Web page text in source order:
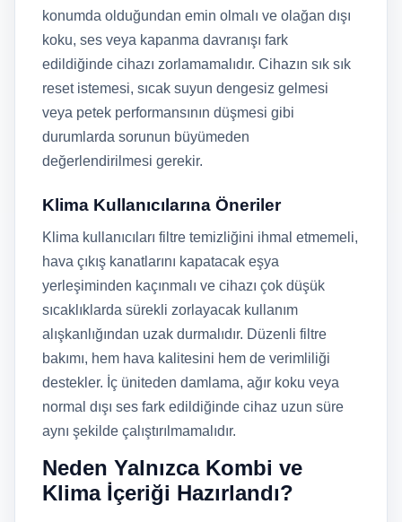
konumda olduğundan emin olmalı ve olağan dışı
koku, ses veya kapanma davranışı fark
edildiğinde cihazı zorlamamalıdır. Cihazın sık sık
reset istemesi, sıcak suyun dengesiz gelmesi
veya petek performansının düşmesi gibi
durumlarda sorunun büyümeden
değerlendirilmesi gerekir.
Klima Kullanıcılarına Öneriler
Klima kullanıcıları filtre temizliğini ihmal etmemeli,
hava çıkış kanatlarını kapatacak eşya
yerleşiminden kaçınmalı ve cihazı çok düşük
sıcaklıklarda sürekli zorlayacak kullanım
alışkanlığından uzak durmalıdır. Düzenli filtre
bakımı, hem hava kalitesini hem de verimliliği
destekler. İç üniteden damlama, ağır koku veya
normal dışı ses fark edildiğinde cihaz uzun süre
aynı şekilde çalıştırılmamalıdır.
Neden Yalnızca Kombi ve
Klima İçeriği Hazırlandı?